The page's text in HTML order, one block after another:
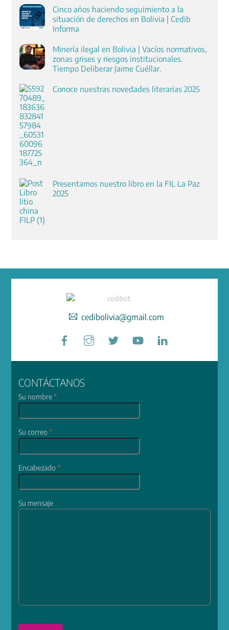
Cinco años haciendo seguimiento a la
situación de derechos en Bolivia | Cedib
Informa
Minería ilegal en Bolivia | Vacíos normativos,
zonas grises y riesgos institucionales.
Tiempo Deliberar Jaime Cuéllar.
Conoce nuestras novedades literarias 2025
Presentamos nuestro libro en la FIL La Paz
2025
cedibolivia@gmail.com
Facebook
CONTÁCTANOS
Su nombre*
Su correo*
Encabezado*
Su mensaje